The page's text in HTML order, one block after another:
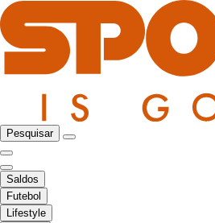
Pesquisar
Saldos
Futebol
Lifestyle